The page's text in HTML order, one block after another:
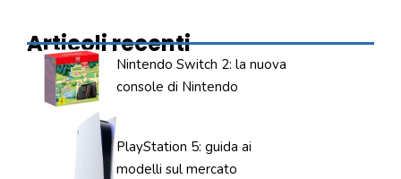
Articoli recenti
Nintendo Switch 2: la nuova
console di Nintendo
PlayStation 5: guida ai
modelli sul mercato